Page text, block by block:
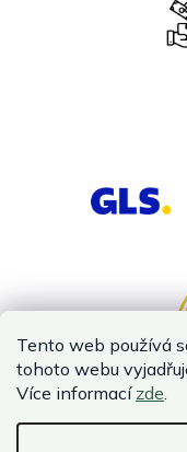
Tento web používá
tohoto webu
Více informací zde.